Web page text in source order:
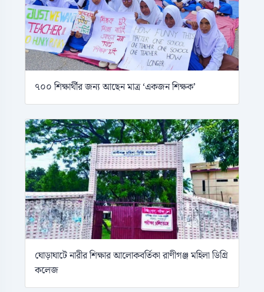
৭০০ শিক্ষার্থীর জন্য আছেন মাত্র ‘একজন শিক্ষক’
ঘোড়াঘাটে নারীর শিক্ষার আলোকবর্তিকা রাণীগঞ্জ মহিলা ডিগ্রি
কলেজ